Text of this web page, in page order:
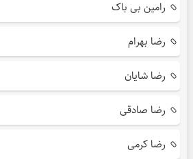
رامین بی باک
رضا بهرام
رضا شایان
رضا صادقی
رضا کرمی